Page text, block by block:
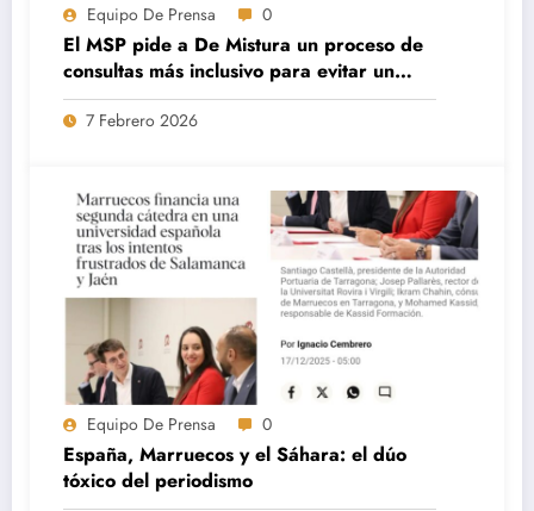
Equipo De Prensa 0
El MSP pide a De Mistura un proceso de
consultas más inclusivo para evitar un
nuevo colapso de las negociaciones.
7 Febrero 2026
Equipo De Prensa 0
España, Marruecos y el Sáhara: el dúo
tóxico del periodismo